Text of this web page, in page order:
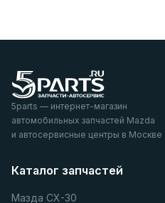
5parts — интернет-магазин
автомобильных запчастей Mazda
и автосервисные центры в Москве
Каталог запчастей
Мазда СХ-30